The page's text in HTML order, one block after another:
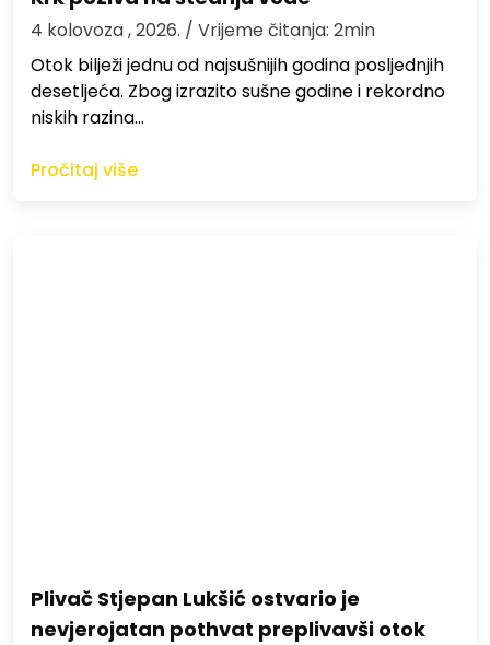
4 kolovoza , 2026. / Vrijeme čitanja: 2min
Otok bilježi jednu od najsušnijih godina posljednjih
desetljeća. Zbog izrazito sušne godine i rekordno
niskih razina…
Pročitaj više
Plivač Stjepan Lukšić ostvario je
nevjerojatan pothvat preplivavši otok